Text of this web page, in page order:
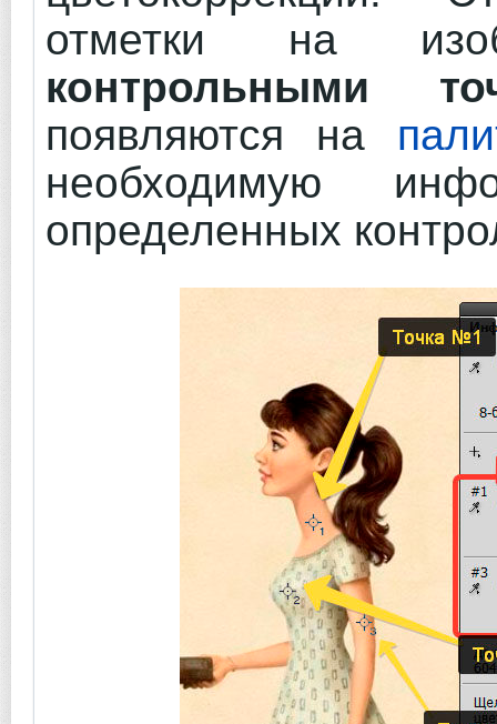
отметки на
контрольными
появляются на
необходимую
определенных